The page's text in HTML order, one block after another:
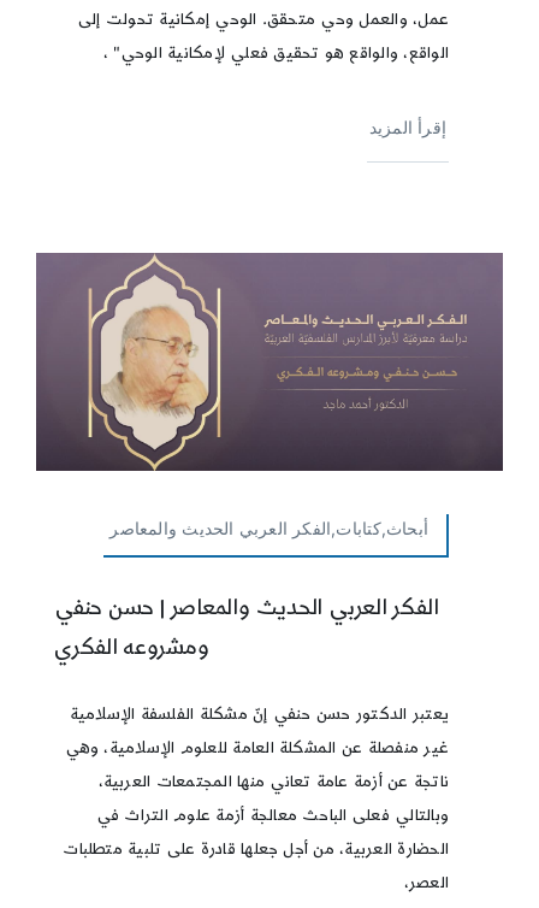
عمل، والعمل وحي متحقق. الوحي إمكانية تحولت إلى
الواقع، والواقع هو تحقيق فعلي لإمكانية الوحي" ،
إقرأ المزيد
أبحاث,كتابات,الفكر العربي الحديث والمعاصر
الفكر العربي الحديث والمعاصر | حسن حنفي
ومشروعه الفكري
يعتبر الدكتور حسن حنفي إنّ مشكلة الفلسفة الإسلامية
غير منفصلة عن المشكلة العامة للعلوم الإسلامية، وهي
ناتجة عن أزمة عامة تعاني منها المجتمعات العربية،
وبالتالي فعلى الباحث معالجة أزمة علوم التراث في
الحضارة العربية، من أجل جعلها قادرة على تلبية متطلبات
العصر،